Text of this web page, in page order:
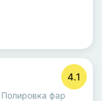
4.1
Полировка фар